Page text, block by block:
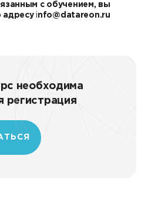
с обучением, вы
адресуinfo@datareon.ru
необходима
регистрация